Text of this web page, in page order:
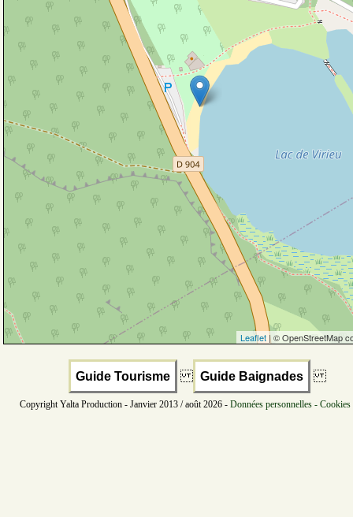
Leaflet | © OpenStreetMap
Guide Tourisme Guide Baignades
Copyright Yalta Production - Janvier 2013 / août 2026 - Données personnelles -